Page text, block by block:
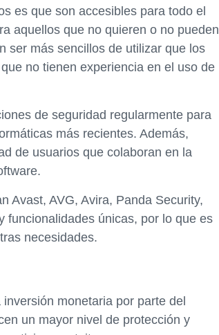
es que son accesibles para todo el
aquellos que no quieren o no pueden
ser más sencillos de utilizar que los
no tienen experiencia en el uso de
de seguridad regularmente para
más recientes. Además,
de usuarios que colaboran en la
Avast, AVG, Avira, Panda Security,
funcionalidades únicas, por lo que es
necesidades.
monetaria por parte del
un mayor nivel de protección y